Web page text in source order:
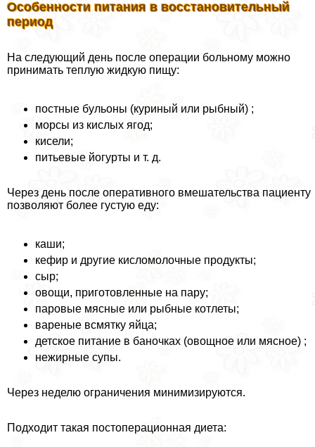
Особенности питания в восстановительный
период
На следующий день после операции больному можно
принимать теплую жидкую пищу:
постные бульоны (куриный или рыбный) ;
морсы из кислых ягод;
кисели;
питьевые йогурты и т. д.
Через день после оперативного вмешательства пациенту
позволяют более густую еду:
каши;
кефир и другие кисломолочные продукты;
сыр;
овощи, приготовленные на пару;
паровые мясные или рыбные котлеты;
вареные всмятку яйца;
детское питание в баночках (овощное или мясное) ;
нежирные супы.
Через неделю ограничения минимизируются.
Подходит такая постоперационная диета: